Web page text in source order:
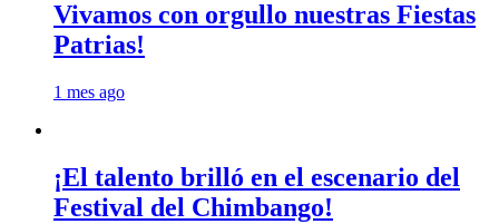
Vivamos con orgullo nuestras Fiestas
Patrias!
1 mes ago
¡El talento brilló en el escenario del
Festival del Chimbango!